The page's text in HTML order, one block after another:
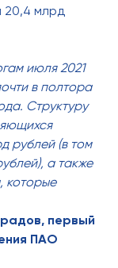
20,4 млрд
июля 2021
в полтора
Структуру
рублей (в том
а также
которые
первый
ПАО